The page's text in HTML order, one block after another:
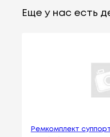
Еще у нас есть
Ремкомплект